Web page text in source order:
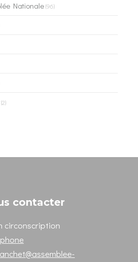
Nationale(96)
(2)
contacter
circonscription